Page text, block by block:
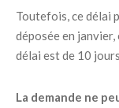
Toutefois, ce délai
déposée en
délai est de 10
La demande ne